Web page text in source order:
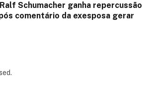
Schumacher ganha repercussão
comentário da exesposa gerar